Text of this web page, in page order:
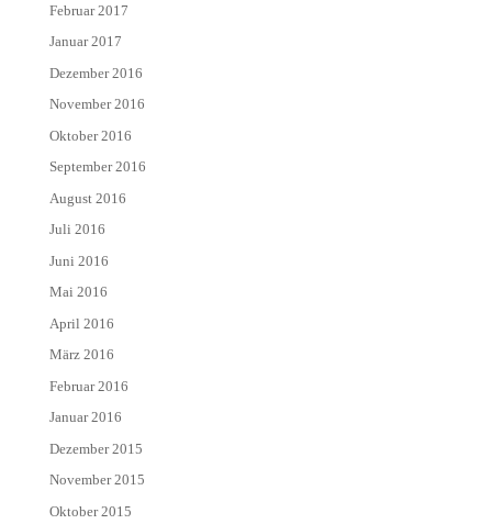
Februar 2017
Januar 2017
Dezember 2016
November 2016
Oktober 2016
September 2016
August 2016
Juli 2016
Juni 2016
Mai 2016
April 2016
März 2016
Februar 2016
Januar 2016
Dezember 2015
November 2015
Oktober 2015